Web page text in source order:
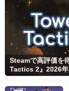
Steamで高評価を
Tactics 2』2026